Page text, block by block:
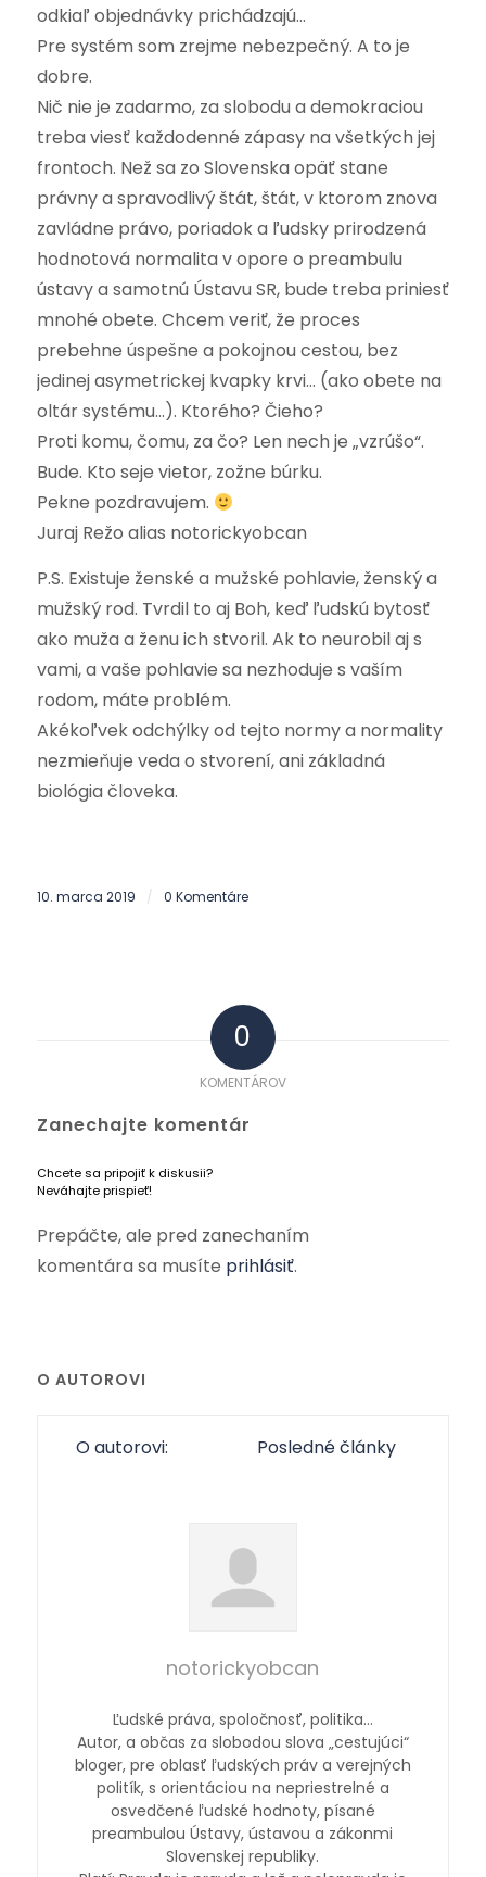
odkiaľ objednávky prichádzajú…
Pre systém som zrejme nebezpečný. A to je
dobre.
Nič nie je zadarmo, za slobodu a demokraciou
treba viesť každodenné zápasy na všetkých jej
frontoch. Než sa zo Slovenska opäť stane
právny a spravodlivý štát, štát, v ktorom znova
zavládne právo, poriadok a ľudsky prirodzená
hodnotová normalita v opore o preambulu
ústavy a samotnú Ústavu SR, bude treba priniesť
mnohé obete. Chcem veriť, že proces
prebehne úspešne a pokojnou cestou, bez
jedinej asymetrickej kvapky krvi… (ako obete na
oltár systému…). Ktorého? Čieho?
Proti komu, čomu, za čo? Len nech je „vzrúšo“.
Bude. Kto seje vietor, zožne búrku.
Pekne pozdravujem.
Juraj Režo alias notorickyobcan
P.S. Existuje ženské a mužské pohlavie, ženský a
mužský rod. Tvrdil to aj Boh, keď ľudskú bytosť
ako muža a ženu ich stvoril. Ak to neurobil aj s
vami, a vaše pohlavie sa nezhoduje s vaším
rodom, máte problém.
Akékoľvek odchýlky od tejto normy a normality
nezmieňuje veda o stvorení, ani základná
biológia človeka.
10. marca 2019 / 0 Komentáre
0
KOMENTÁROV
Zanechajte komentár
Chcete sa pripojiť k diskusii?
Neváhajte prispieť!
Prepáčte, ale pred zanechaním
komentára sa musíte prihlásiť.
O AUTOROVI
O autorovi: Posledné články
notorickyobcan
Ľudské práva, spoločnosť, politika…
Autor, a občas za slobodou slova „cestujúci“
bloger, pre oblasť ľudských práv a verejných
politík, s orientáciou na nepriestrelné a
osvedčené ľudské hodnoty, písané
preambulou Ústavy, ústavou a zákonmi
Slovenskej republiky.